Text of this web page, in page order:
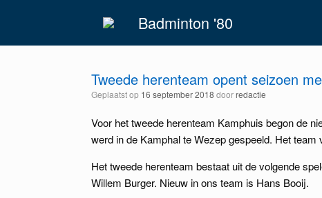
Badminton '80
Tweede herenteam opent seizoen
Geplaatst op 16 september 2018 doorredactie
Voor het tweede herenteam Kamphuis begon de
werd in de Kamphal te Wezep gespeeld. Het
Het tweede herenteam bestaat uit de volgende
Willem Burger. Nieuw in ons team is Hans Booij.